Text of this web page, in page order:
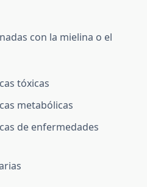
con la mielina o el
tóxicas
metabólicas
de enfermedades